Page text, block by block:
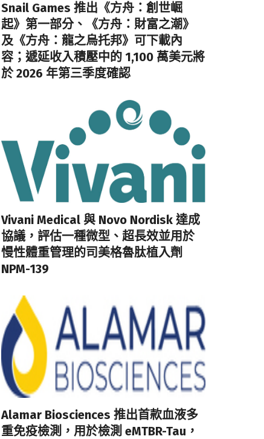
Snail Games 推出《方舟：創世崛
起》第一部分、《方舟：財富之潮》
及《方舟：龍之烏托邦》可下載內
容；遞延收入積壓中的 1,100 萬美元將
於 2026 年第三季度確認
Vivani Medical 與 Novo Nordisk 達成
協議，評估一種微型、超長效並用於
慢性體重管理的司美格魯肽植入劑
NPM-139
Alamar Biosciences 推出首款血液多
重免疫檢測，用於檢測 eMTBR-Tau，